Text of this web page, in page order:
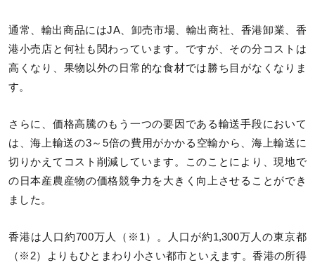
通常、輸出商品にはJA、卸売市場、輸出商社、香港卸業、香
港小売店と何社も関わっています。ですが、その分コストは
高くなり、果物以外の日常的な食材では勝ち目がなくなりま
す。
さらに、価格高騰のもう一つの要因である輸送手段において
は、海上輸送の3～5倍の費用がかかる空輸から、海上輸送に
切りかえてコスト削減しています。このことにより、現地で
の日本産農産物の価格競争力を大きく向上させることができ
ました。
香港は人口約700万人（※1）。人口が約1,300万人の東京都
（※2）よりもひとまわり小さい都市といえます。香港の所得